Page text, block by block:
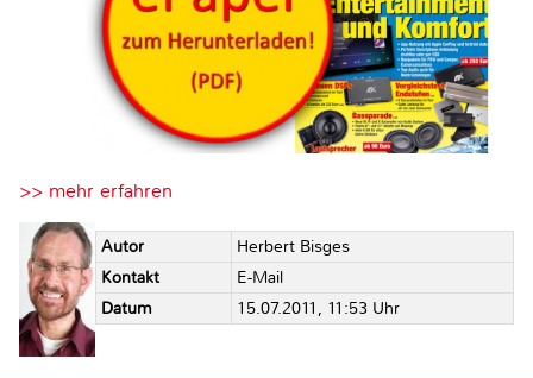
>> mehr erfahren
Autor
Herbert Bisges
Kontakt
E-Mail
Datum
15.07.2011, 11:53 Uhr